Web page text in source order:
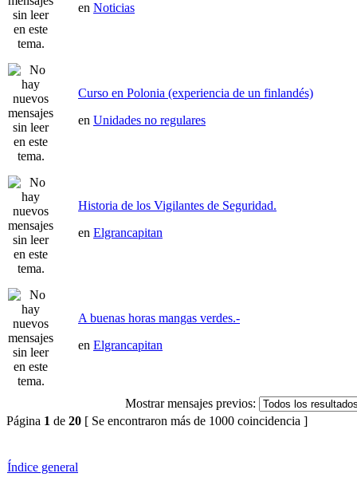
en Noticias
Curso en Polonia (experiencia de un finlandés)
en Unidades no regulares
Historia de los Vigilantes de Seguridad.
en Elgrancapitan
A buenas horas mangas verdes.-
en Elgrancapitan
Mostrar mensajes previos:
Página 1 de 20 [ Se encontraron más de 1000 coincidencia ]
Índice general